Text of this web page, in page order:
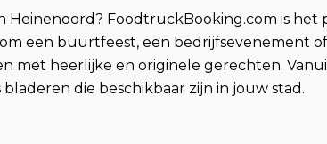
FoodtruckBooking.com is het
een buurtfeest, een bedrijfsevenement
met heerlijke en originele gerechten.
die beschikbaar zijn in jouw stad.